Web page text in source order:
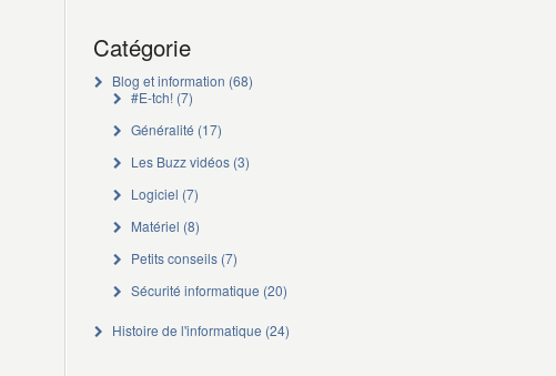
Catégorie
Blog et information (68)
#E-tch!(7)
Généralité (17)
Les Buzz vidéos(3)
Logiciel (7)
Matériel (8)
Petits conseils(7)
Sécurité informatique (20)
Histoire de l'informatique (24)